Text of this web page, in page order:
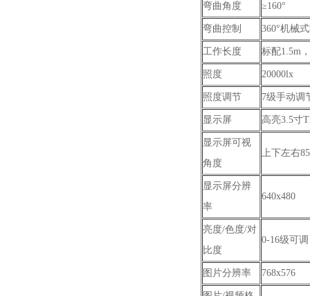
弯曲角度 ≥160°
弯曲控制 360°机械
工作长度 标配1.5m
照度 20000lx
照度调节 7级手动调
显示屏 高亮3.5寸
显示屏可视
角度
上下左右
显示屏分辨
率
640x480
亮度/色度/对
比度
0-16级可调
图片分辨率 768x576